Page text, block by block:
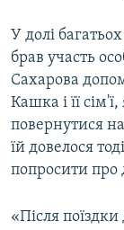
У долі
брав участь
Сахарова
Кашка і її
повернутися
їй довелося
попросити про
«Після